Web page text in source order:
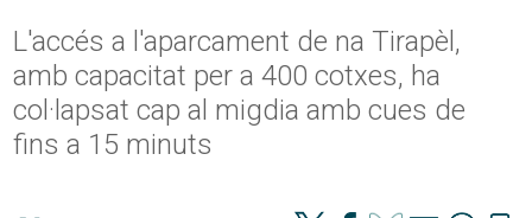
L'accés a l'aparcament de na Tirapèl,
amb capacitat per a 400 cotxes, ha
col·lapsat cap al migdia amb cues de
fins a 15 minuts